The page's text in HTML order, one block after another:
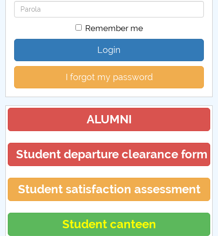
Password
Remember me
Login
I forgot my password
ALUMNI
Student departure clearance form
Student satisfaction assessment
Student canteen